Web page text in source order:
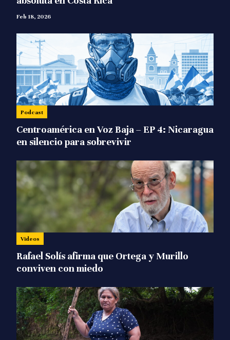
Feb 18, 2026
Podcast
Centroamérica en Voz Baja – EP 4: Nicaragua
en silencio para sobrevivir
Videos
Rafael Solís afirma que Ortega y Murillo
conviven con miedo